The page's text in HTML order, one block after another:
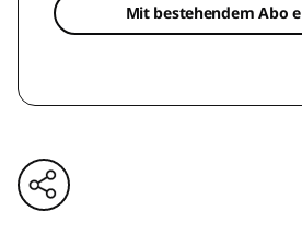
Mit bestehendem Abo